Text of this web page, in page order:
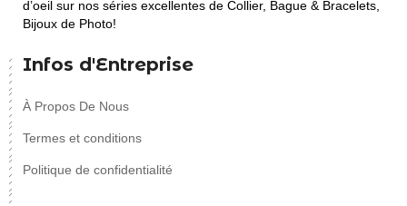
d’oeil sur nos séries excellentes de Collier, Bague & Bracelets,
Bijoux de Photo!
Infos d'Entreprise
À Propos De Nous
Termes et conditions
Politique de confidentialité